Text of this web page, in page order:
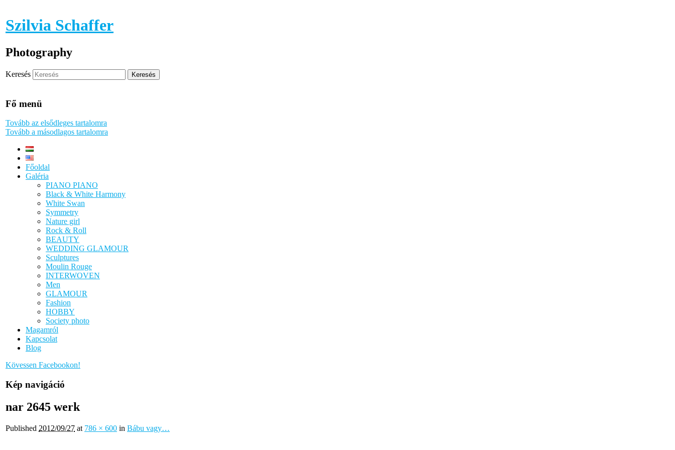
Szilvia Schaffer
Photography
Keresés
Fő menü
Tovább az elsődleges tartalomra
Tovább a másodlagos tartalomra
Főoldal
Galéria
PIANO PIANO
Black & White Harmony
White Swan
Symmetry
Nature girl
Rock & Roll
BEAUTY
WEDDING GLAMOUR
Sculptures
Moulin Rouge
INTERWOVEN
Men
GLAMOUR
Fashion
HOBBY
Society photo
Magamról
Kapcsolat
Blog
Kövessen Facebookon!
Kép navigáció
nar 2645 werk
Published 2012/09/27 at 786 × 600 in Bábu vagy…